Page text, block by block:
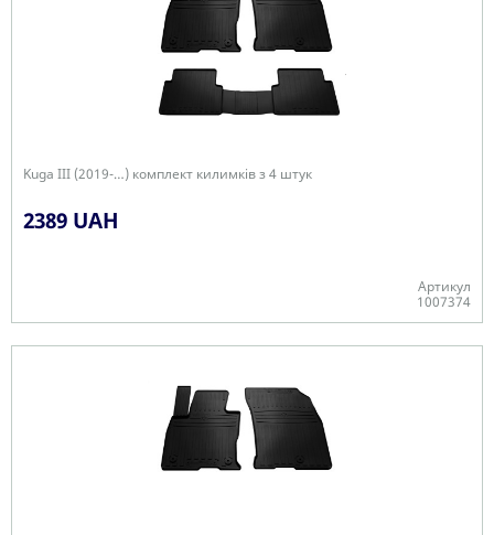
Kuga III (2019-…) комплект килимків з 4 штук
2389 UAH
Артикул
1007374